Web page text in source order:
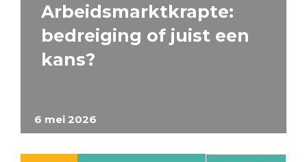
6 mei 2026
Arbeidsmarktkrapte:
bedreiging of juist een
kans?